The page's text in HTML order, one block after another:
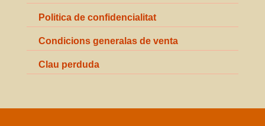
Politica de confidencialitat
Condicions generalas de venta
Clau perduda